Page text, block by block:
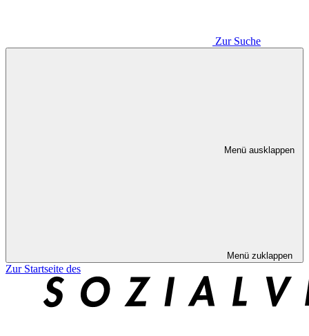
Zur Suche
Menü ausklappen
Menü zuklappen
Zur Startseite des